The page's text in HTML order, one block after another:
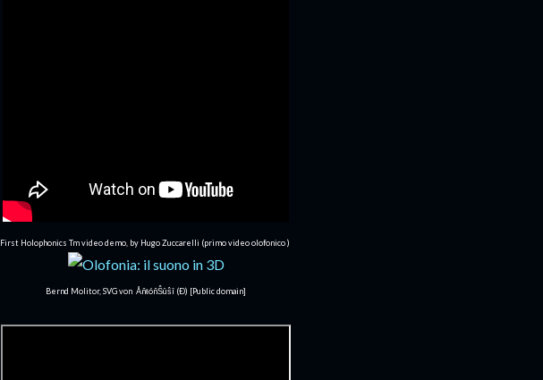
First Holophonics Tm video demo, by Hugo Zuccarelli (primo video olofonico )
Bernd Molitor, SVG von ÅñŧóñŜûŝî (Ð) [Public domain]